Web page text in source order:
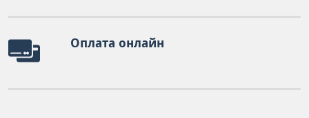
Оплата онлайн